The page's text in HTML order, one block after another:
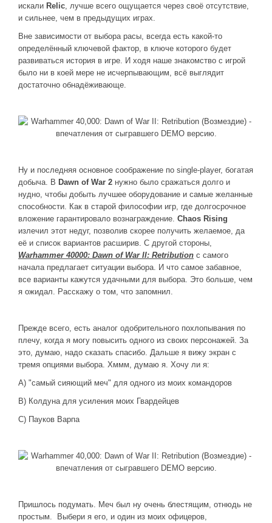
искали Relic, лучше всего ощущается через своё отсутствие,
и сильнее, чем в предыдущих играх.
Вне зависимости от выбора расы, всегда есть какой-то
определённый ключевой фактор, в ключе которого будет
развиваться история в игре. И ходя наше знакомство с игрой
было ни в коей мере не исчерпывающим, всё выглядит
достаточно обнадёживающе.
Ну и последняя основное соображение по single-player, богатая
добыча. В Dawn of War 2 нужно было сражаться долго и
нудно, чтобы добыть лучшее оборудование и самые желанные
способности. Как в старой философии игр, где долгосрочное
вложение гарантировало вознаграждение. Chaos Rising
излечил этот недуг, позволив скорее получить желаемое, да
её и список вариантов расширив. С другой стороны,
Warhammer 40000: Dawn of War II: Retribution с самого
начала предлагает ситуации выбора. И что самое забавное,
все варианты кажутся удачными для выбора. Это больше, чем
я ожидал. Расскажу о том, что запомнил.
Прежде всего, есть аналог одобрительного похлопывания по
плечу, когда я могу повысить одного из своих персонажей. За
это, думаю, надо сказать спасибо. Дальше я вижу экран с
тремя опциями выбора. Хммм, думаю я. Хочу ли я:
A) "самый сияющий меч" для одного из моих командоров
B) Колдуна для усиления моих Гвардейцев
C) Пауков Варпа
Пришлось подумать. Меч был ну очень блестящим, отнюдь не
простым. Выбери я его, и один из моих офицеров,